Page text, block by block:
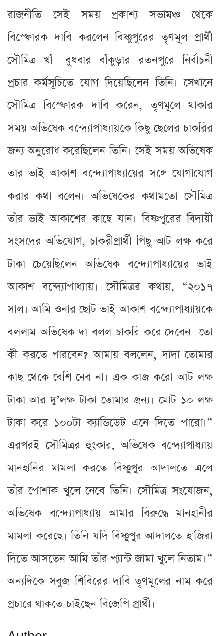
রাজনীতি সেই সময় প্রকাশ্য সভামঞ্চ থেকে
বিস্ফোরক দাবি করলেন বিষ্ণুপুরের তৃণমূল প্রার্থী
সৌমিত্র খাঁ। বুধবার বাঁকুড়ার রতনপুরে নির্বাচনী
প্রচার কর্মসূচিতে যোগ দিয়েছিলেন তিনি। সেখানে
সৌমিত্র বিস্ফোরক দাবি করেন, তৃণমূলে থাকার
সময় অভিষেক বন্দ্যোপাধ্যায়কে কিছু ছেলের চাকরির
জন্য অনুরোধ করেছিলেন তিনি। সেই সময় অভিষেক
তার ভাই আকাশ বন্দ্যোপাধ্যায়ের সঙ্গে যোগাযোগ
করার কথা বলেন। অভিষেকের কথামতো সৌমিত্র
তাঁর ভাই আকাশের কাছে যান। বিষ্ণপুরের বিদায়ী
সংসদের অভিযোগ, চাকরীপ্রার্থী পিছু আট লক্ষ করে
টাকা চেয়েছিলেন অভিষেক বন্দ্যোপাধ্যায়ের ভাই
আকাশ বন্দ্যোপাধ্যায়। সৌমিত্রর কথায়, “২০১৭
সাল। আমি ওনার ছোট ভাই আকাশ বন্দ্যোপাধ্যায়কে
বললাম অভিষেক দা বলল চাকরি করে দেবেন। তো
কী করতে পারবেন? আমায় বললেন, দাদা তোমার
কাছ থেকে বেশি নেব না। এক কাজ করো আট লক্ষ
টাকা আর দু’লক্ষ টাকা তোমার জন্য। মোট ১০ লক্ষ
টাকা করে ১০০টা ক্যান্ডিডেট এনে দিতে পারো।”
এরপরই সৌমিত্রর হুংকার, অভিষেক বন্দ্যোপাধ্যায়
মানহানির মামলা করতে বিষ্ণুপুর আদালতে এলে
তাঁর পোশাক খুলে নেবে তিনি। সৌমিত্র সংযোজন,
অভিষেক বন্দ্যোপাধ্যায় আমার বিরুদ্ধে মানহানীর
মামলা করেছে। তিনি যদি বিষ্ণুপুর আদালতে হাজিরা
দিতে আসতেন আমি তাঁর প্যান্ট জামা খুলে নিতাম।”
অন্যদিকে সবুজ শিবিরের দাবি তৃণমূলের নাম করে
প্রচারে থাকতে চাইছেন বিজেপি প্রার্থী।